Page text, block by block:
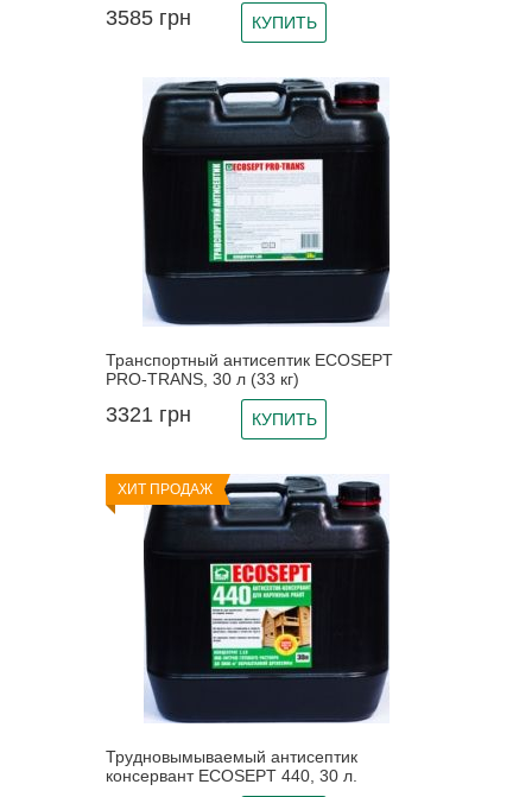
3585 грн КУПИТЬ
Транспортный антисептик ECOSEPT
PRO-TRANS, 30 л (33 кг)
3321 грн КУПИТЬ
ХИТ ПРОДАЖ
Трудновымываемый антисептик
консервант ECOSEPT 440, 30 л.